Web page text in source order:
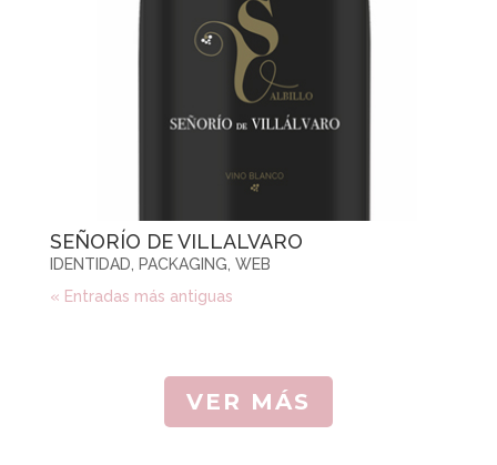
SEÑORÍO DE VILLALVARO
IDENTIDAD, PACKAGING, WEB
« Entradas más antiguas
VER MÁS